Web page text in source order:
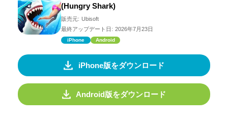
(Hungry Shark)
販売元: Ubisoft
最終アップデート日: 2026年7月23日
iPhone Android
iPhone版をダウンロード
Android版をダウンロード